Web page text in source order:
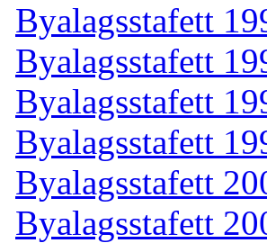
Byalagsstafett
Byalagsstafett
Byalagsstafett
Byalagsstafett
Byalagsstafett
Byalagsstafett